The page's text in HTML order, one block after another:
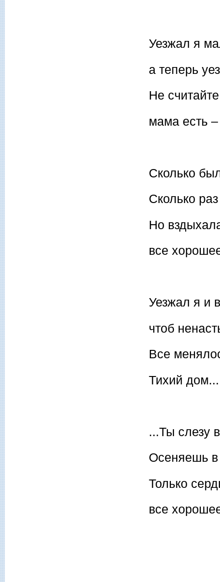
Уезжал я
а теперь
Не
мама есть
Сколько
Сколько
Но
все
Уезжал я и
чтоб
Все
Тихий
...Ты слезу
Осеняешь в
Только
все